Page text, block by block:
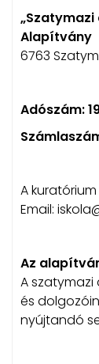
Alapítvány
6763
Adószám:
A
Email:
Az
A
és
nyújtandó